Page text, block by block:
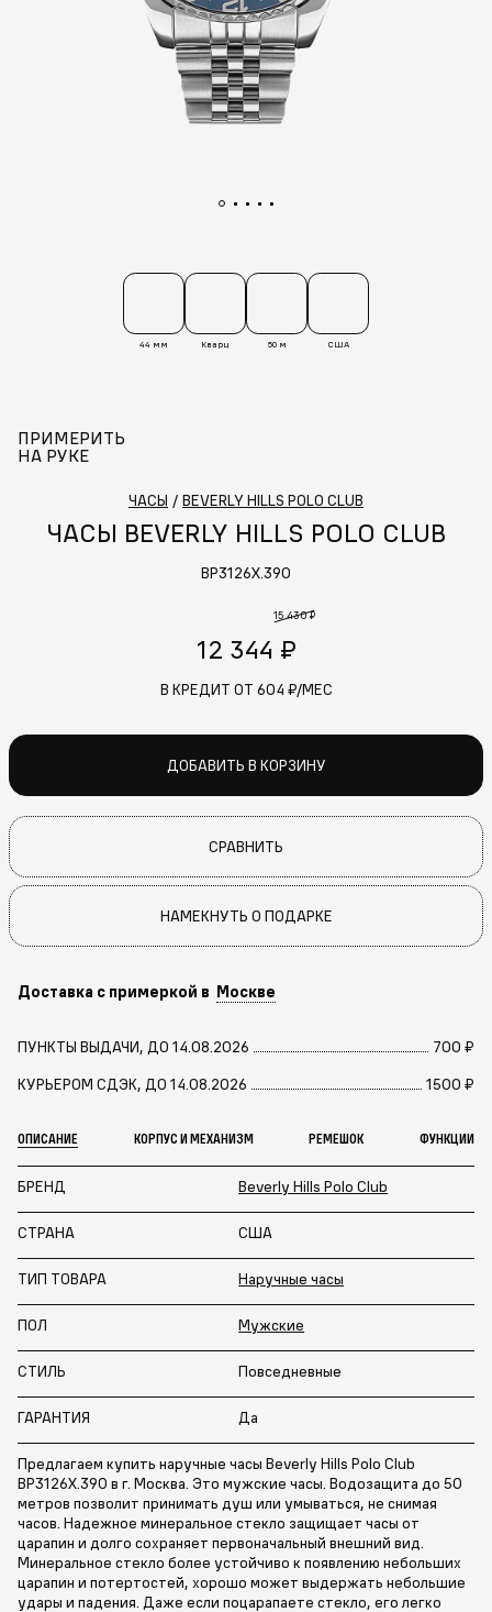
44 мм Кварц 50 м США
ПРИМЕРИТЬ
НА РУКЕ
ЧАСЫ / BEVERLY HILLS POLO CLUB
ЧАСЫ BEVERLY HILLS POLO CLUB
BP3126X.390
15 430 ₽
12 344 ₽
В КРЕДИТ ОТ 604 ₽/МЕС
ДОБАВИТЬ В КОРЗИНУ
СРАВНИТЬ
НАМЕКНУТЬ О ПОДАРКЕ
Доставка с примеркой в Москве
ПУНКТЫ ВЫДАЧИ, ДО 14.08.2026
700 ₽
КУРЬЕРОМ СДЭК, ДО 14.08.2026
1500 ₽
ОПИСАНИЕ КОРПУС И МЕХАНИЗМ РЕМЕШОК ФУНКЦИИ
БРЕНД Beverly Hills Polo Club
СТРАНА США
ТИП ТОВАРА Наручные часы
ПОЛ Мужские
СТИЛЬ Повседневные
ГАРАНТИЯ Да
Предлагаем купить наручные часы Beverly Hills Polo Club
BP3126X.390 в г. Москва. Это мужские часы. Водозащита до 50
метров позволит принимать душ или умываться, не снимая
часов. Надежное минеральное стекло защищает часы от
царапин и долго сохраняет первоначальный внешний вид.
Минеральное стекло более устойчиво к появлению небольших
царапин и потертостей, хорошо может выдержать небольшие
удары и падения. Даже если поцарапаете стекло, его легко